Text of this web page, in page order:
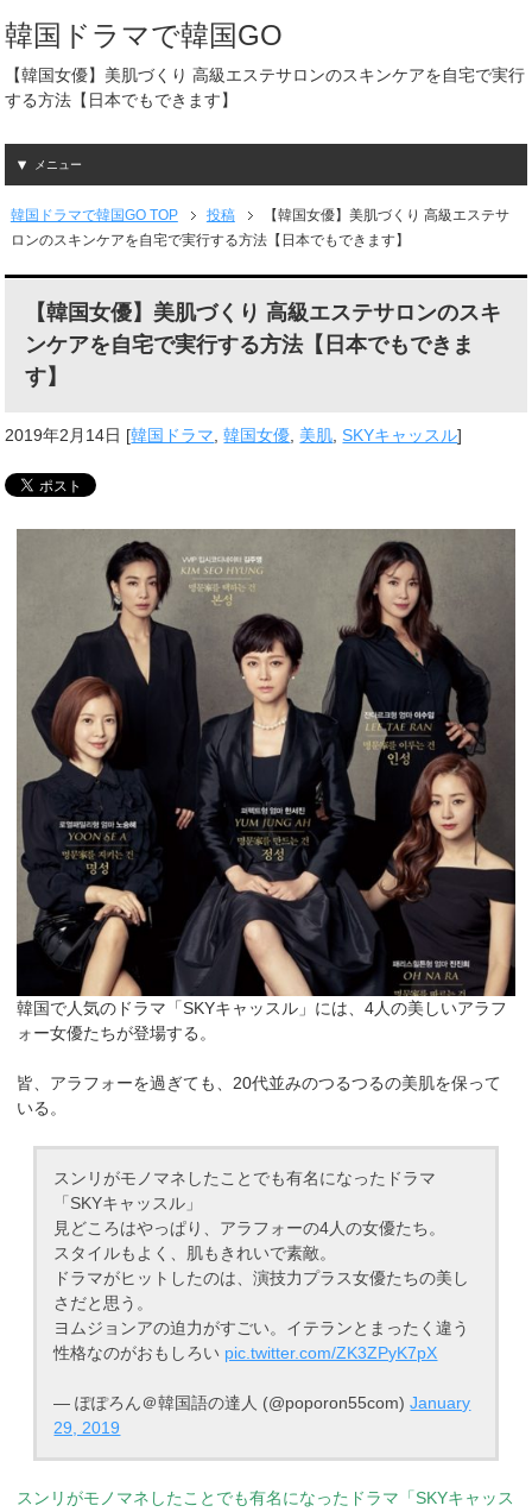
韓国ドラマで韓国GO
【韓国女優】美肌づくり 高級エステサロンのスキンケアを自宅で実行
する方法【日本でもできます】
メニュー
韓国ドラマで韓国GO TOP 投稿
【韓国女優】美肌づくり 高級エステサ
ロンのスキンケアを自宅で実行する方法【日本でもできます】
【韓国女優】美肌づくり 高級エステサロンのスキ
ンケアを自宅で実行する方法【日本でもできま
す】
2019年2月14日 [韓国ドラマ,韓国女優, 美肌,SKYキャッスル]
韓国で人気のドラマ「SKYキャッスル」には、4人の美しいアラフ
ォー女優たちが登場する。
皆、アラフォーを過ぎても、20代並みのつるつるの美肌を保って
いる。
スンリがモノマネしたことでも有名になったドラマ
「SKYキャッスル」
見どころはやっぱり、アラフォーの4人の女優たち。
スタイルもよく、肌もきれいで素敵。
ドラマがヒットしたのは、演技力プラス女優たちの美し
さだと思う。
ヨムジョンアの迫力がすごい。イテランとまったく違う
性格なのがおもしろい pic.twitter.com/ZK3ZPyK7pX
— ぽぽろん＠韓国語の達人 (@poporon55com)January
29, 2019
スンリがモノマネしたことでも有名になったドラマ「SKYキャッス